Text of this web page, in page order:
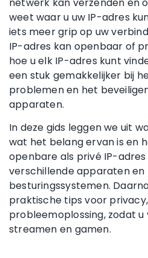
weet waar u uw IP-adres
iets meer grip op uw
IP-adres kan openbaar of
hoe u elk IP-adres kunt
een stuk gemakkelijker bij
problemen en het
apparaten.
In deze gids leggen we uit
wat het belang ervan is en
openbare als privé IP-
verschillende apparaten en
besturingssystemen.
praktische tips voor
probleemoplossing, zodat u
streamen en gamen.